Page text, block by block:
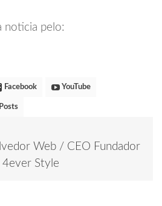
noticia pelo:
Facebook YouTube
Web / CEO Fundador
4ever Style